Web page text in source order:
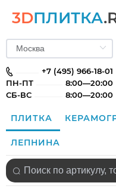
3DПЛИТКА
+7 (495) 966-18-01
ПН-ПТ
8:00—20:00
СБ-ВС
8:00—20:00
ПЛИТКА
ЛЕПНИНА